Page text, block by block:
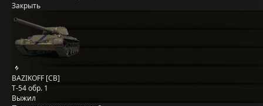
Закрыть
BAZIKOFF [CB]
Т-54 обр. 1
Выжил